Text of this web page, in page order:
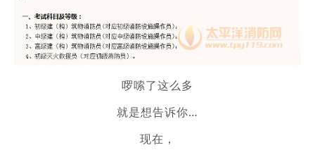
啰嗦了这么多
就是想告诉你…
现在，